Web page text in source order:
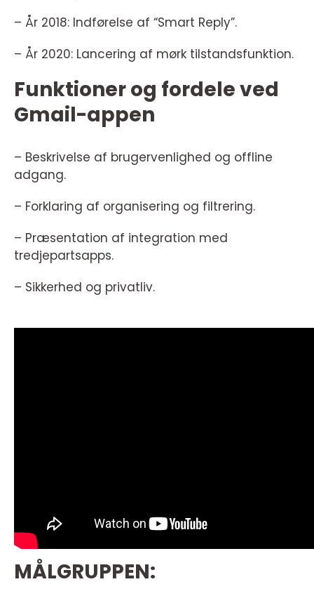
– År 2018: Indførelse af “Smart Reply”.
– År 2020: Lancering af mørk tilstandsfunktion.
Funktioner og fordele ved
Gmail-appen
– Beskrivelse af brugervenlighed og offline
adgang.
– Forklaring af organisering og filtrering.
– Præsentation af integration med
tredjepartsapps.
– Sikkerhed og privatliv.
MÅLGRUPPEN: